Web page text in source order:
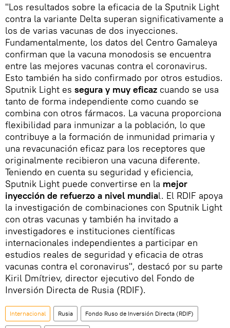
"Los resultados sobre la eficacia de la Sputnik Light
contra la variante Delta superan significativamente a
los de varias vacunas de dos inyecciones.
Fundamentalmente, los datos del Centro Gamaleya
confirman que la vacuna monodosis se encuentra
entre las mejores vacunas contra el coronavirus.
Esto también ha sido confirmado por otros estudios.
Sputnik Light es segura y muy eficaz cuando se usa
tanto de forma independiente como cuando se
combina con otros fármacos. La vacuna proporciona
flexibilidad para inmunizar a la población, lo que
contribuye a la formación de inmunidad primaria y
una revacunación eficaz para los receptores que
originalmente recibieron una vacuna diferente.
Teniendo en cuenta su seguridad y eficiencia,
Sputnik Light puede convertirse en la mejor
inyección de refuerzo a nivel mundial. El RDIF apoya
la investigación de combinaciones con Sputnik Light
con otras vacunas y también ha invitado a
investigadores e instituciones científicas
internacionales independientes a participar en
estudios reales de seguridad y eficacia de otras
vacunas contra el coronavirus", destacó por su parte
Kiril Dmítriev, director ejecutivo del Fondo de
Inversión Directa de Rusia (RDIF).
Internacional Rusia Fondo Ruso de Inversión Directa (RDIF)